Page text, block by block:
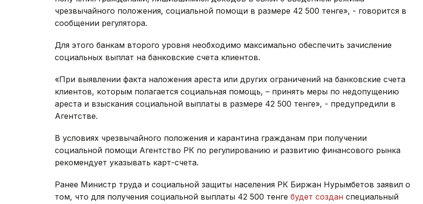
чрезвычайного положения, социальной помощи в размере 42 500 тенге», - говорится в
сообщении регулятора.
Для этого банкам второго уровня необходимо максимально обеспечить зачисление
социальных выплат на банковские счета клиентов.
«При выявлении факта наложения ареста или других ограничений на банковские счета
клиентов, которым полагается социальная помощь, – принять меры по недопущению
ареста и взыскания социальной выплаты в размере 42 500 тенге», - предупредили в
Агентстве.
В условиях чрезвычайного положения и карантина гражданам при получении
социальной помощи Агентство РК по регулированию и развитию финансового рынка
рекомендует указывать карт-счета.
Ранее Министр труда и социальной защиты населения РК Биржан Нурымбетов заявил о
том, что для получения социальной выплаты 42 500 тенге будет создан специальный